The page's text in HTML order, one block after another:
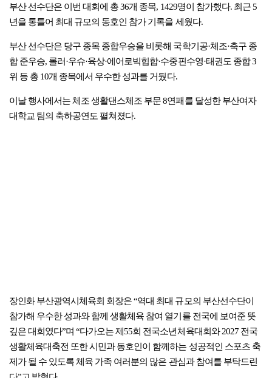
부산 선수단은 이번 대회에 총 36개 종목, 1429명이 참가했다. 최근 5
년을 통틀어 최대 규모의 동호인 참가 기록을 세웠다.
부산 선수단은 당구 종목 종합우승을 비롯해 국학기공·체조·축구 종
합 준우승, 롤러·우슈·육상·에어로빅힙합·수중핀수영·태권도 종합 3
위 등 총 10개 종목에서 우수한 성과를 거뒀다.
이날 행사에서는 체조 생활댄스체조 부문 8연패를 달성한 부산여자
대학교 팀의 축하공연도 펼쳐졌다.
장인화 부산광역시체육회 회장은 “역대 최대 규모의 부산선수단이
참가해 우수한 성과와 함께 생활체육 참여 열기를 전국에 보여준 뜻
깊은 대회였다”며 “다가오는 제55회 전국소년체육대회와 2027 전국
생활체육대축전 또한 시민과 동호인이 함께하는 성공적인 스포츠 축
제가 될 수 있도록 체육 가족 여러분의 많은 관심과 참여를 부탁드린